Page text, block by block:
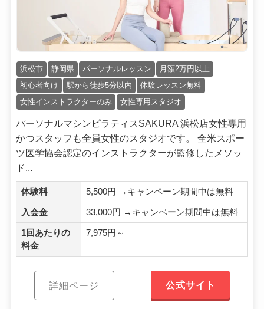
浜松市 静岡県 パーソナルレッスン
月額2万円以上
初心者向け
駅から徒歩5分以内
体験レッスン無料
女性インストラクターのみ
女性専用スタジオ
パーソナルマシンピラティスSAKURA 浜松店女性専用
かつスタッフも全員女性のスタジオです。 全米スポー
ツ医学協会認定のインストラクターが監修したメソッ
ド...
体験料 5,500円 →キャンペーン期間中は無料
入会金 33,000円 →キャンペーン期間中は無料
1回あたりの
料金
7,975円～
詳細ページ 公式サイト